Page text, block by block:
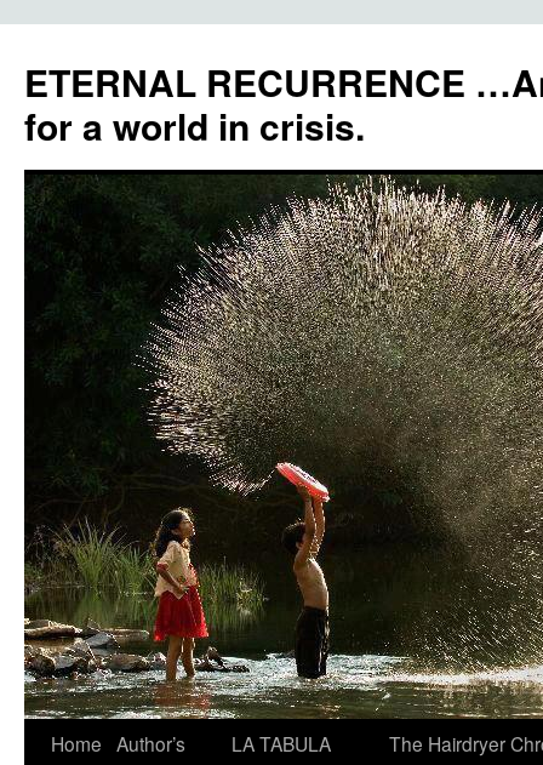
ETERNAL RECURRENCE
for a world in crisis.
Skip
Home Author’s
LA TABULA
The Hairdryer